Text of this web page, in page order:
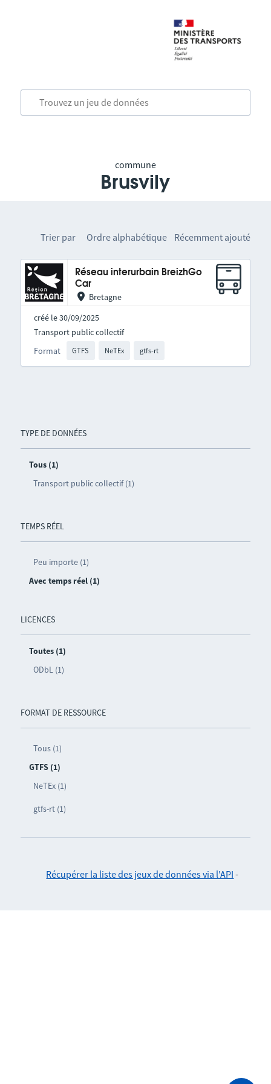
commune
Brusvily
TYPE DE DONNÉES
Tous (1)
Transport public collectif (1)
TEMPS RÉEL
Peu importe (1)
Avec temps réel (1)
LICENCES
Toutes (1)
ODbL (1)
FORMAT DE RESSOURCE
Tous (1)
GTFS (1)
NeTEx (1)
gtfs-rt (1)
Trier par Ordre alphabétique Récemment ajouté
Réseau interurbain BreizhGo
Car
Bretagne
créé le 30/09/2025
Format GTFS NeTEx gtfs-rt
Transport public collectif
Récupérer la liste des jeux de données via l'API -